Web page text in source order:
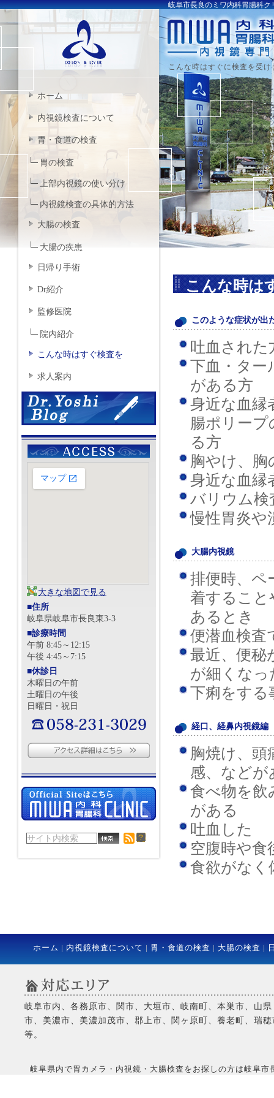
岐阜市長良のミワ内科胃腸科ク
こんな時はすぐに検査を受け
こんな時は
このような症状が出
吐血された
下血・ター
がある方
身近な血縁
腸ポリー
る方
胸やけ、
身近な血縁
バリウム検
慢性胃炎や
大腸内視鏡
排便時、ペ
着すること
あるとき
便潜血検査
最近、便秘
が細くなっ
下痢をする
経口、経鼻内視鏡編
胸焼け、頭
感、などが
食べ物を飲
がある
吐血した
空腹時や食
食欲がなく
ホーム
内視鏡検査について
胃・食道の検査
胃の検査
上部内視鏡の使い分け
内視鏡検査の具体的方法
大腸の検査
大腸の疾患
日帰り手術
Dr紹介
監修医院
院内紹介
こんな時はすぐ検査を
求人案内
大きな地図で見る
■住所
岐阜県岐阜市長良東3-3
■診療時間
午前 8:45～12:15
午後 4:45～7:15
■休診日
木曜日の午前
土曜日の午後
日曜日・祝日
ホーム | 内視鏡検査について | 胃・食道の検査 | 大腸の検査 |
岐阜市内、各務原市、関市、大垣市、岐南町、本巣市、山県
市、美濃市、美濃加茂市、郡上市、関ヶ原町、養老町、瑞穂
等。
岐阜県内で胃カメラ・内視鏡・大腸検査をお探しの方は岐阜